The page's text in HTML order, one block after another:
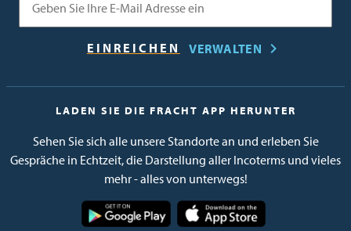
VERWALTEN
LADEN SIE DIE FRACHT APP HERUNTER
Sehen Sie sich alle unsere Standorte an und erleben Sie
Gespräche in Echtzeit, die Darstellung aller Incoterms und vieles
mehr - alles von unterwegs!
Bild
Bild